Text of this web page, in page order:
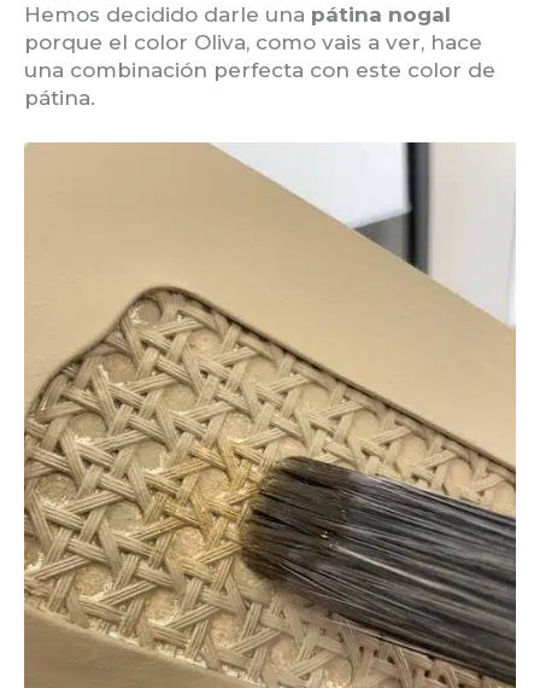
Hemos decidido darle una pátina nogal
porque el color Oliva, como vais a ver, hace
una combinación perfecta con este color de
pátina.